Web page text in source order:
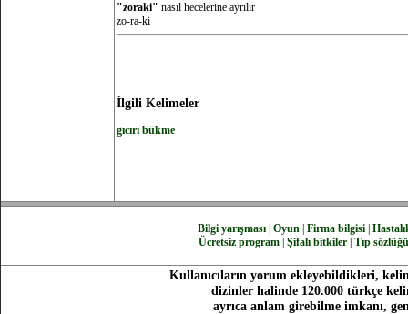
"zoraki" nasıl hecelerine ayrılır
zo-ra-ki
İlgili Kelimeler
gıcırı bükme
Bilgi yarışması| Oyun| Firma bilgisi|
Ücretsiz program Şifalı bitkiler Tıp sözlüğü
Kullanıcıların yorum ekleyebildikleri,
dizinler halinde 120.000 türkçe
ayrıca anlam girebilme imkanı,